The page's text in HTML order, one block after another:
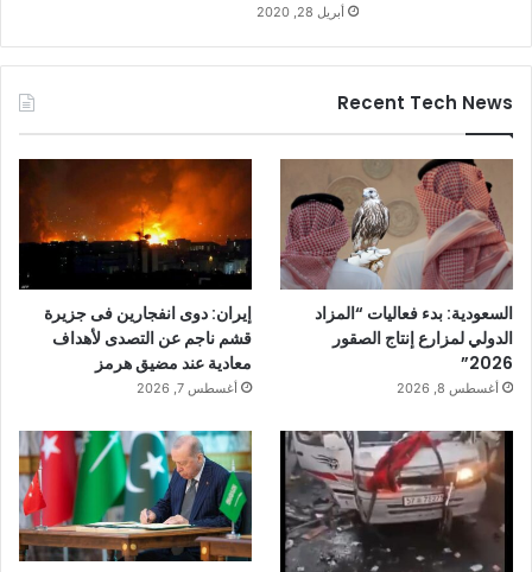
أبريل 28, 2020
Recent Tech News
السعودية: بدء فعاليات “المزاد
الدولي لمزارع إنتاج الصقور
2026”
أغسطس 8, 2026
إيران: دوى انفجارين فى جزيرة
قشم ناجم عن التصدى لأهداف
معادية عند مضيق هرمز
أغسطس 7, 2026